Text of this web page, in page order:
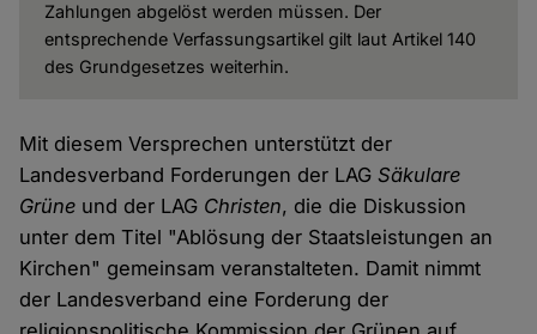
Zahlungen abgelöst werden müssen. Der
entsprechende Verfassungsartikel gilt laut Artikel 140
des Grundgesetzes weiterhin.
Mit diesem Versprechen unterstützt der
Landesverband Forderungen der LAGSäkulare
Grüne und der LAG Christen, die die Diskussion
unter dem Titel "Ablösung der Staatsleistungen an
Kirchen" gemeinsam veranstalteten. Damit nimmt
der Landesverband eine Forderung der